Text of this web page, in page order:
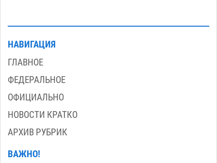
НАВИГАЦИЯ
ГЛАВНОЕ
ФЕДЕРАЛЬНОЕ
ОФИЦИАЛЬНО
НОВОСТИ КРАТКО
АРХИВ РУБРИК
ВАЖНО!